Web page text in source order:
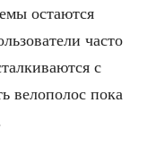
остаются
часто
с
велополос пока